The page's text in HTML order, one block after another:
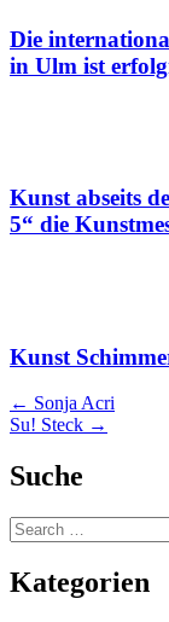
Die
in Ulm ist
Kunst abseits
5“ die
Kunst
Artikel
Navigation
← Sonja Acri
Su! Steck →
Suche
Search
Kategorien